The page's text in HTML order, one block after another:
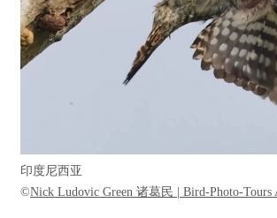
印度尼西亚
©Nick Ludovic Green 诸葛民 | Bird-Photo-Tours